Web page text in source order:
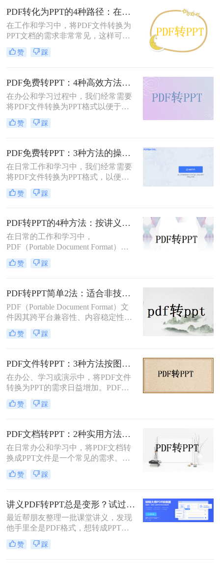
PDF转化为PPT的4种路径：在线、客户端、插件和手动各有什么区别！
在工作和学习中，将PDF文件转换为
PPT文档的需求非常常见，这样可以
方便地进行演示和分享。那么pdf如何
转化为ppt呢？本文将介绍四种常见的
求选择最合适的方式。
赞 踩
PDF免费转PPT：4种高效方法的速度、精度和文件限制实测！
在办公和学习过程中，我们经常需要
将PDF文件转换为PPT格式以便于演
示或编辑。那么怎么免费把pdf转换成
ppt呢？本文将详细介绍几种免费的方
赞 踩
PDF免费转PPT：3种方法的操作步骤和常见报错处理!
在日常工作和学习中，我们经常需要
将PDF文件转换为PPT格式，以便进
行演示和分享。那么如何免费将pdf转
换成PPT呢？本文将介绍三种免费将
赞 踩
PDF转PPT的4种方法：按讲义、合同、报告3种文件类型选！
在日常的工作和学习中，
PDF（Portable Document Format）因
其格式稳定、跨平台兼容等优点而广
泛应用。然而，在某些场合下，我们
PPT（PowerPoint）格式，以便进行演
示或编辑。虽然PDF到PPT的转换可
能不如其他格式转换那样直接，但通
过一些方法和工具，我们仍然可以实
现这一目的。本文将详细介绍怎么把
pdf转换成ppt的几种方法，以及相关
赞 踩
PDF转PPT简单2法：适合非技术用户的快速操作流程！
PDF（Portable Document Format）文
件因其跨平台兼容性、内容稳定性和
不易被篡改的特性，在文档分享、存
档和打印中得到了广泛应用。然而，
PPT（PowerPoint）格式，以便进行演
示、编辑或团队协作。那么PDF怎么
转换成PPT呢？本文将介绍两种将
PDF转换成PPT的方法。
赞 踩
PDF文件转PPT：3种方法按图文复杂度的转换精度排名！
在办公、学习或演示中，将PDF文件
转换为PPT的需求日益增加。PDF格
式虽然适合文档共享，但若需编辑或
重新排版内容，转换为PPT会更灵
本文将介绍几种简单实用的方法，帮
助您高效完成转换。
赞 踩
PDF文档转PPT：2种实用方法的关键参数和输出对比！
在日常办公和学习中，将PDF文档转
换成PPT文件是一个常见的需求。
PDF文件因其跨平台性和格式稳定性
而广受欢迎，但在某些情况下，我们
以便进行演示、分享或编辑。那么pdf
文档如何转化成ppt呢？本文将介绍两
种将PDF文档转化成PPT的实用方
法。
赞 踩
讲义PDF转PPT总是变形？试过这几个办法真管用！
最近帮朋友整理一批课堂讲义，发现
他手里全是PDF格式，想转成PPT讲
课用，结果试了好几个工具，不是字
体乱码就是排版错位，气得他差点把
赞 踩